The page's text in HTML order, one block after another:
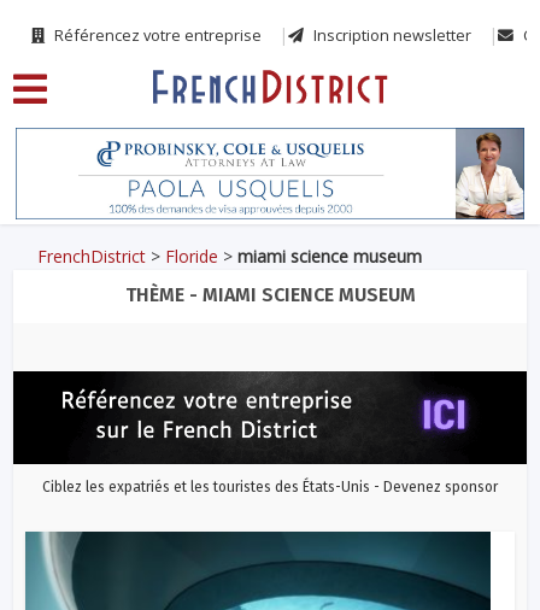
Référencez votre entreprise Inscription newsletter
FrenchDistrict > Floride >miami science museum
THÈME - MIAMI SCIENCE MUSEUM
Ciblez les expatriés et les touristes des États-Unis - Devenez sponsor